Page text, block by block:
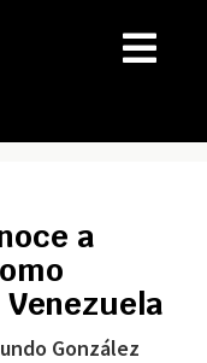
a
González